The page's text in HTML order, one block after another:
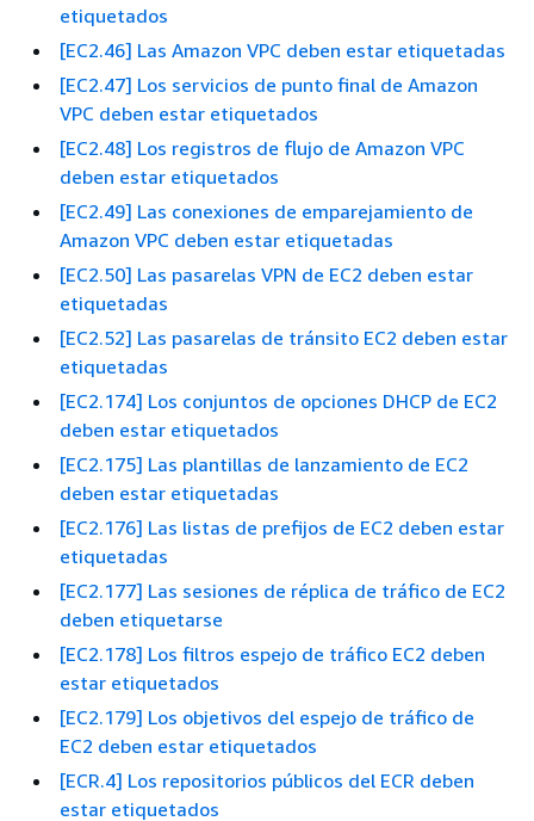
etiquetados
[EC2.46] Las Amazon VPC deben estar etiquetadas
[EC2.47] Los servicios de punto final de Amazon
VPC deben estar etiquetados
[EC2.48] Los registros de flujo de Amazon VPC
deben estar etiquetados
[EC2.49] Las conexiones de emparejamiento de
Amazon VPC deben estar etiquetadas
[EC2.50] Las pasarelas VPN de EC2 deben estar
etiquetadas
[EC2.52] Las pasarelas de tránsito EC2 deben estar
etiquetadas
[EC2.174] Los conjuntos de opciones DHCP de EC2
deben estar etiquetados
[EC2.175] Las plantillas de lanzamiento de EC2
deben estar etiquetadas
[EC2.176] Las listas de prefijos de EC2 deben estar
etiquetadas
[EC2.177] Las sesiones de réplica de tráfico de EC2
deben etiquetarse
[EC2.178] Los filtros espejo de tráfico EC2 deben
estar etiquetados
[EC2.179] Los objetivos del espejo de tráfico de
EC2 deben estar etiquetados
[ECR.4] Los repositorios públicos del ECR deben
estar etiquetados